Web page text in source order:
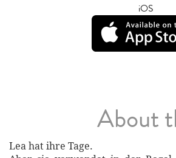
iOS
About
Lea hat ihre Tage.